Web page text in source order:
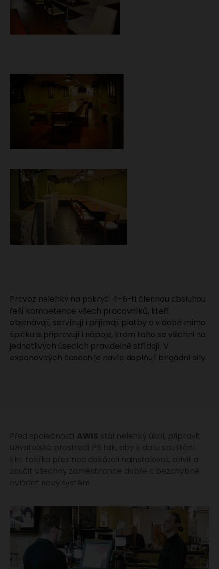
Provoz nelehký na pokrytí 4-5-ti člennou obsluhou
řeší kompetence všech pracovníků, kteří
objenávají, servírují i přijímají platby a v době mimo
špičku si připravují i nápoje, krom toho se všichni na
jednotlivých úsecích pravidelně střídají. V
exponovaých časech je navíc doplňují brigádní síly.
Před společností AWIS stál nelehký úkol, připravit
uživatelské prostředí PS tak, aby k datu spuštění
EET takřka přes noc dokázali nainstalovat, oživit a
zaučit všechny zaměstnance dobře a bezchybně
ovládat nový systém.